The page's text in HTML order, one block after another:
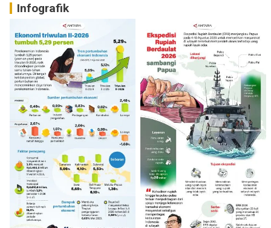
Infografik